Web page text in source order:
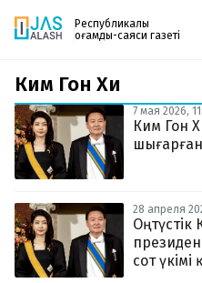
Республикалық
қоғамдық-саяси газеті
Жаңалықтар
Спорт
Live
Руханият
Аймақ
Архив
Заң және тәртіп
Редакциямен байланыс
+7 708 604 51 06
Жарнама бөлімі
Газетке жазылу
PDF форматтағы газетті
поштаңызға алып
шыққан сәтте сізге бірден
Ким Гон Хи
7 мая 2026,
Ким Гон
28 апреля
Оңтүстік
сот